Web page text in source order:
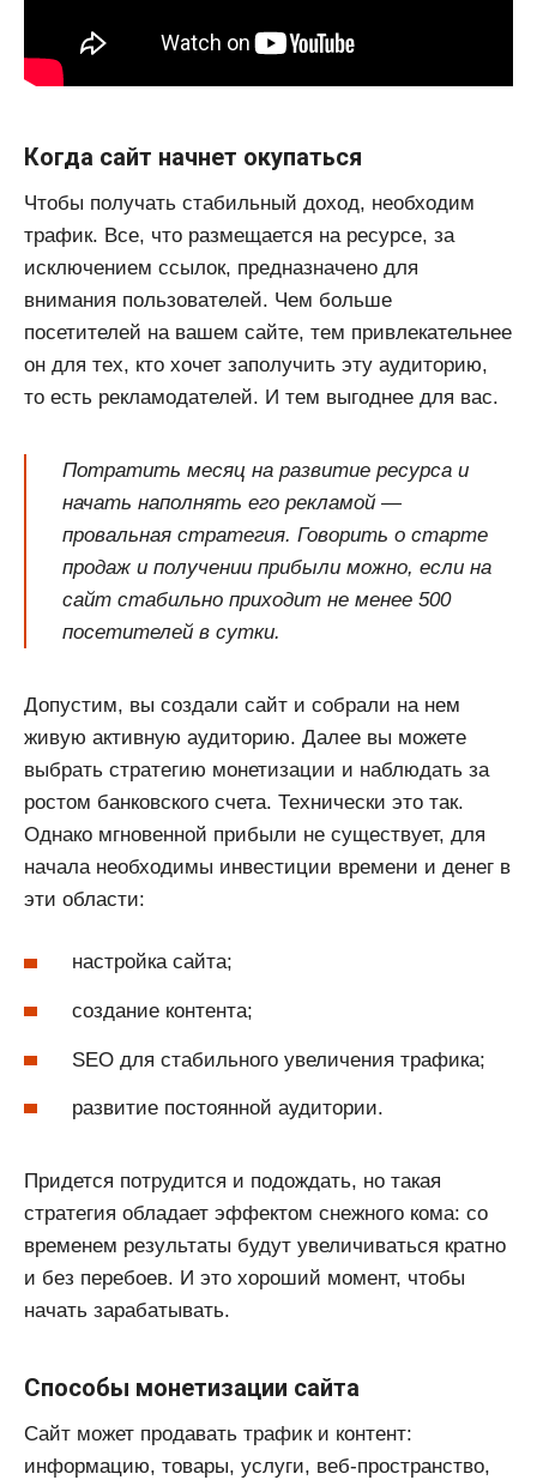
Когда сайт начнет окупаться
Чтобы получать стабильный доход, необходим
трафик. Все, что размещается на ресурсе, за
исключением ссылок, предназначено для
внимания пользователей. Чем больше
посетителей на вашем сайте, тем привлекательнее
он для тех, кто хочет заполучить эту аудиторию,
то есть рекламодателей. И тем выгоднее для вас.
Потратить месяц на развитие ресурса и
начать наполнять его рекламой —
провальная стратегия. Говорить о старте
продаж и получении прибыли можно, если на
сайт стабильно приходит не менее 500
посетителей в сутки.
Допустим, вы создали сайт и собрали на нем
живую активную аудиторию. Далее вы можете
выбрать стратегию монетизации и наблюдать за
ростом банковского счета. Технически это так.
Однако мгновенной прибыли не существует, для
начала необходимы инвестиции времени и денег в
эти области:
настройка сайта;
создание контента;
SEO для стабильного увеличения трафика;
развитие постоянной аудитории.
Придется потрудится и подождать, но такая
стратегия обладает эффектом снежного кома: со
временем результаты будут увеличиваться кратно
и без перебоев. И это хороший момент, чтобы
начать зарабатывать.
Способы монетизации сайта
Сайт может продавать трафик и контент:
информацию, товары, услуги, веб-пространство,